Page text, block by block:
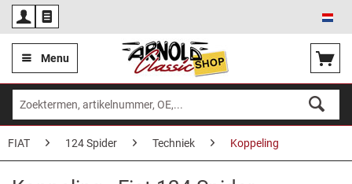
Menu
FIAT 124 Spider Techniek Koppeling